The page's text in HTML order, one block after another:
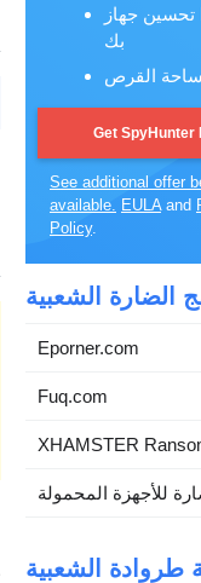
تحسين جهاز Mac الخاص
بك
القرص
Get SpyHunter
See additional offer
available. EULAand
Policy.
الضارة الشعبية
Eporner.com
Fuq.com
XHAMSTER
طروادة الشعبية